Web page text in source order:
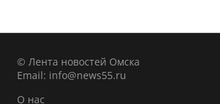
© Лента новостей Омска
Email: info@news55.ru
О нас